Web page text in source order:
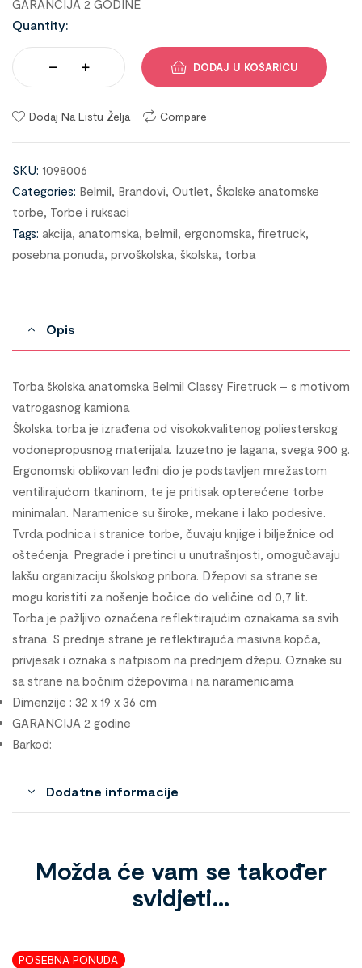
GARANCIJA 2 GODINE
Quantity:
DODAJ U KOŠARICU
Dodaj Na Listu Želja Compare
SKU: 1098006
Categories: Belmil, Brandovi, Outlet, Školske anatomske
torbe, Torbe i ruksaci
Tags: akcija, anatomska, belmil, ergonomska, firetruck,
posebna ponuda, prvoškolska, školska, torba
Opis
Torba školska anatomska Belmil Classy Firetruck – s motivom
vatrogasnog kamiona
Školska torba je izrađena od visokokvalitenog poliesterskog
vodonepropusnog materijala. Izuzetno je lagana, svega 900 g.
Ergonomski oblikovan leđni dio je podstavljen mrežastom
ventilirajućom tkaninom, te je pritisak opterećene torbe
minimalan. Naramenice su široke, mekane i lako podesive.
Tvrda podnica i stranice torbe, čuvaju knjige i bilježnice od
oštećenja. Pregrade i pretinci u unutrašnjosti, omogučavaju
lakšu organizaciju školskog pribora. Džepovi sa strane se
mogu koristiti za nošenje bočice do veličine od 0,7 lit.
Torba je pažljivo označena reflektirajućim oznakama sa svih
strana. S prednje strane je reflektirajuća masivna kopča,
privjesak i oznaka s natpisom na prednjem džepu. Oznake su
sa strane na bočnim džepovima i na naramenicama
Dimenzije : 32 x 19 x 36 cm
GARANCIJA 2 godine
Barkod:
Dodatne informacije
Možda će vam se također
svidjeti…
POSEBNA PONUDA